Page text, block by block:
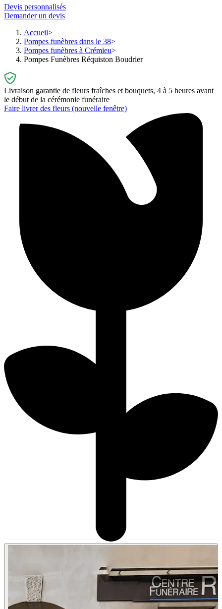
Devis personnalisés
Demander un devis
Accueil
Pompes funèbres dans le 38
Pompes funèbres à Crémieu
Pompes Funèbres Réquiston Boudrier
Livraison garantie de fleurs fraîches et bouquets, 4 à 5 heures avant
le début de la cérémonie funéraire
Faire livrer des fleurs (nouvelle fenêtre)